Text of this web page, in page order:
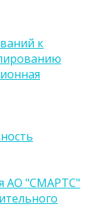
к
АО "СМАРТС"